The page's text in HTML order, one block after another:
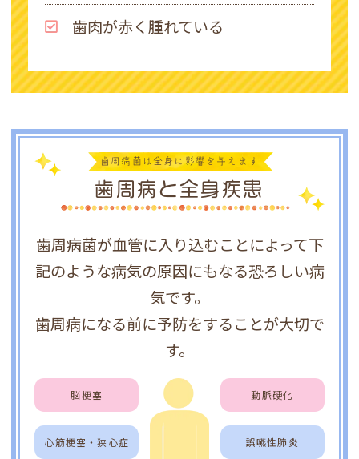
歯肉が赤く腫れている
歯周病菌は全身に影響を与えます
歯周病と全身疾患
歯周病菌が血管に入り込むことによって下
記のような病気の原因にもなる恐ろしい病
気です。
歯周病になる前に予防をすることが大切で
す。
脳梗塞
心筋梗塞・狭心症
動脈硬化
誤嚥性肺炎